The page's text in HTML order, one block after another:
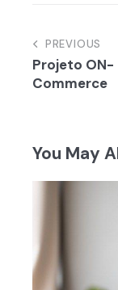
de
artigos
PREVIOUS
Projeto ON-
Commerce
You May